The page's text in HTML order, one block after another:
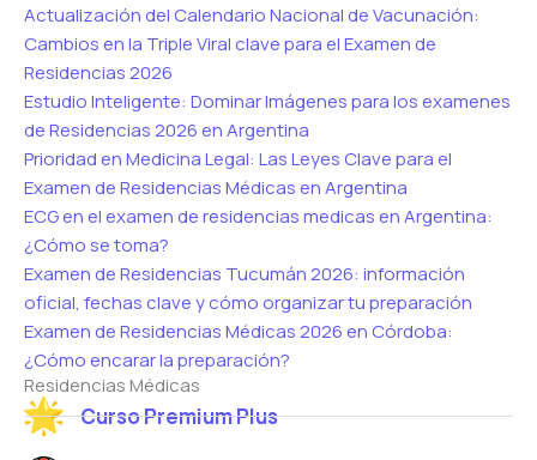
Actualización del Calendario Nacional de Vacunación:
Cambios en la Triple Viral clave para el Examen de
Residencias 2026
Estudio Inteligente: Dominar Imágenes para los examenes
de Residencias 2026 en Argentina
Prioridad en Medicina Legal: Las Leyes Clave para el
Examen de Residencias Médicas en Argentina
ECG en el examen de residencias medicas en Argentina:
¿Cómo se toma?
Examen de Residencias Tucumán 2026: información
oficial, fechas clave y cómo organizar tu preparación
Examen de Residencias Médicas 2026 en Córdoba:
¿Cómo encarar la preparación?
Residencias Médicas
Curso Premium Plus